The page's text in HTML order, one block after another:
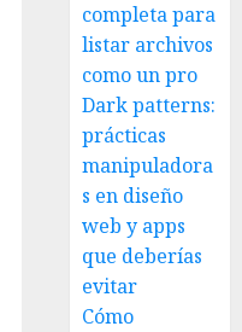
completa para
listar archivos
como un pro
Dark patterns:
prácticas
manipuladora
s en diseño
web y apps
que deberías
evitar
Cómo